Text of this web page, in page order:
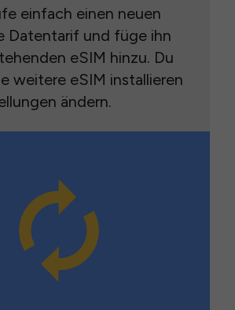
einfach einen neuen
Datentarif und füge ihn
eSIM hinzu. Du
weitere eSIM installieren
ändern.